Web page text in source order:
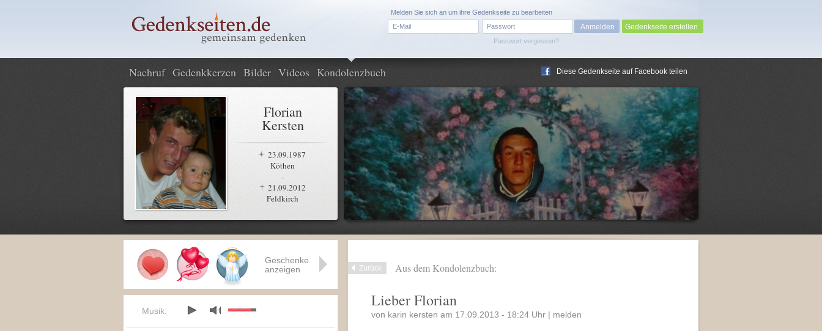
Passwort vergessen?
Melden Sie sich an um ihre Gedenkseite zu bearbeiten
Gedenkseite erstellen
Nachruf Gedenkkerzen Bilder Videos Kondolenzbuch Diese Gedenkseite auf Facebook teilen
Florian
Kersten
23.09.1987
Köthen
-
21.09.2012
Feldkirch
Zurück Aus dem Kondolenzbuch:
Lieber Florian
von karin kersten am 17.09.2013 - 18:24 Uhr | melden
Geschenke
anzeigen
Musik: